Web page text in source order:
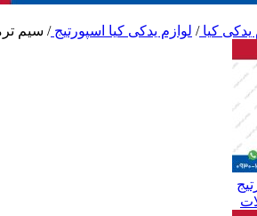
یدکی کیا/ لوازم یدکی کیا اسپورتیج/ سیم